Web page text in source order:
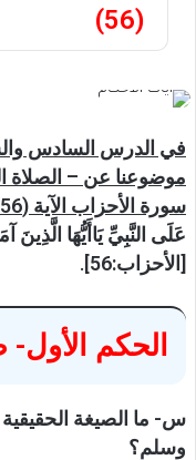
(56)
في الدرس السادس
موضوعنا عن – الصلاة
سورة الأحزاب الآية (56)،
عَلَى النَّبِيِّ يَاأَيُّهَا الَّذِينَ
[الأحزاب:56]
.
الحكم
س- ما الصيغة
وسلم؟